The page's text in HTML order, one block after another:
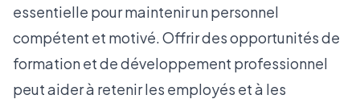
essentielle pour maintenir un personnel
compétent et motivé. Offrir des opportunités de
formation et de développement professionnel
peut aider à retenir les employés et à les